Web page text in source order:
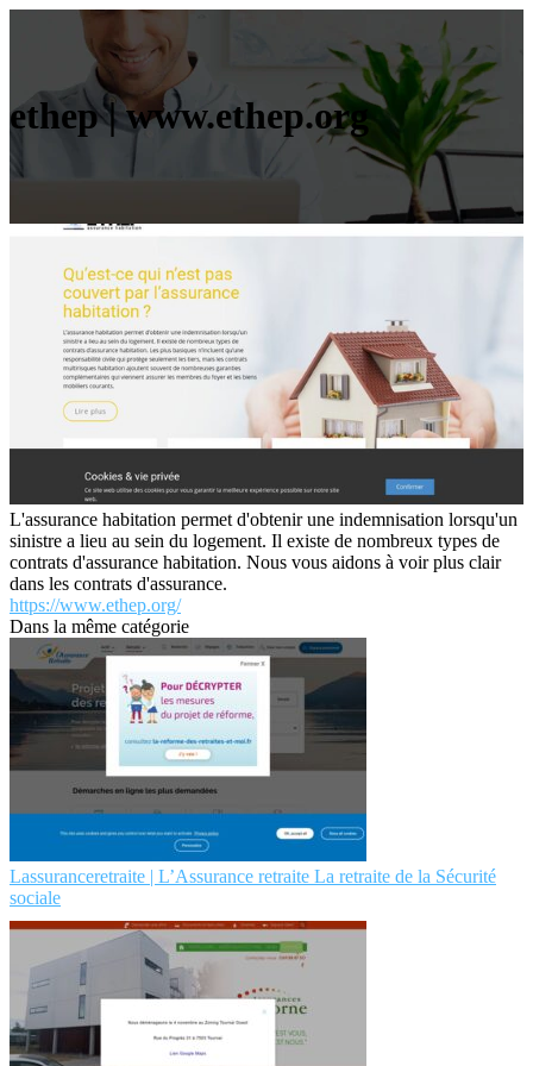
ethep | www.ethep.org
L'assurance habitation permet d'obtenir une indemnisation lorsqu'un
sinistre a lieu au sein du logement. Il existe de nombreux types de
contrats d'assurance habitation. Nous vous aidons à voir plus clair
dans les contrats d'assurance.
https://www.ethep.org/
Dans la même catégorie
Las­suranceret­raite | L’Assurance retraite La retraite de la Sécurité
sociale